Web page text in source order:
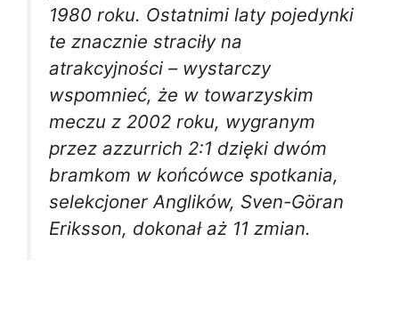
1980 roku. Ostatnimi laty pojedynki
te znacznie straciły na
atrakcyjności – wystarczy
wspomnieć, że w towarzyskim
meczu z 2002 roku, wygranym
przez azzurrich 2:1 dzięki dwóm
bramkom w końcówce spotkania,
selekcjoner Anglików, Sven-Göran
Eriksson, dokonał aż 11 zmian.